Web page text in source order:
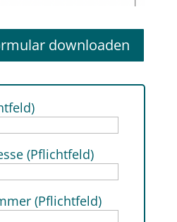
downloaden
(Pflichtfeld)
(Pflichtfeld)